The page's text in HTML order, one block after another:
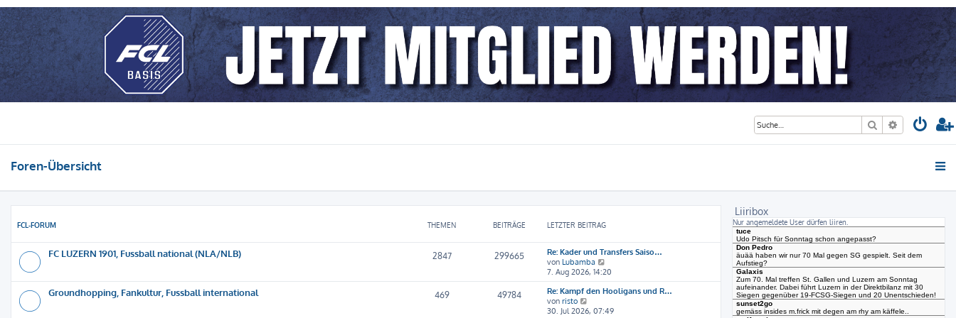
Suche Erweiterte
Foren-Übersicht
Liiribox
Nur angemeldete User dürfen liiren.
FCL-FORUM THEMEN BEITRÄGE LETZTER BEITRAG
FC LUZERN 1901, Fussball national (NLA/NLB) 2847 299665
Re: Kader und Transfers Saiso…
von Lubamba
e
u
e
t
7. Aug 2026, 14:20
Groundhopping, Fankultur, Fussball international 469 49784
Re: Kampf den Hooligans und R…
von risto
e
30. Jul 2026, 07:49